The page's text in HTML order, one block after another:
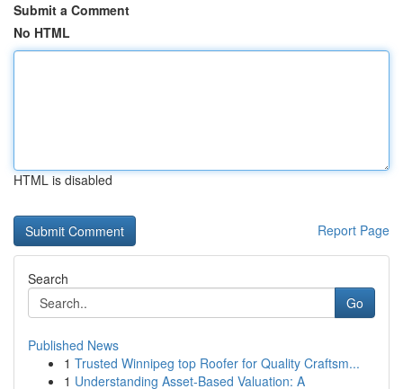
Submit a Comment
No HTML
HTML is disabled
Report Page
Search
Go
Published News
1 Trusted Winnipeg top Roofer for Quality Craftsm...
1 Understanding Asset-Based Valuation: A